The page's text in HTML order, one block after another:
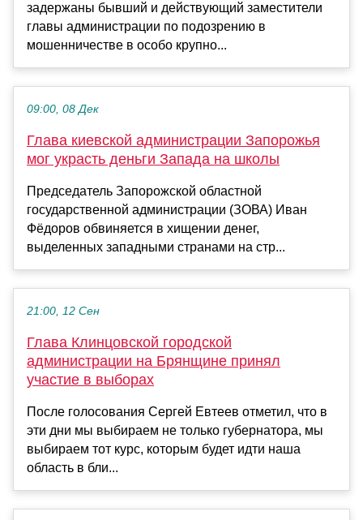
задержаны бывший и действующий заместители
главы администрации по подозрению в
мошенничестве в особо крупно...
09:00, 08 Дек
Глава киевской администрации Запорожья
мог украсть деньги Запада на школы
Председатель Запорожской областной
государственной администрации (ЗОВА) Иван
Фёдоров обвиняется в хищении денег,
выделенных западными странами на стр...
21:00, 12 Сен
Глава Клинцовской городской
администрации на Брянщине принял
участие в выборах
После голосования Сергей Евтеев отметил, что в
эти дни мы выбираем не только губернатора, мы
выбираем тот курс, которым будет идти наша
область в бли...